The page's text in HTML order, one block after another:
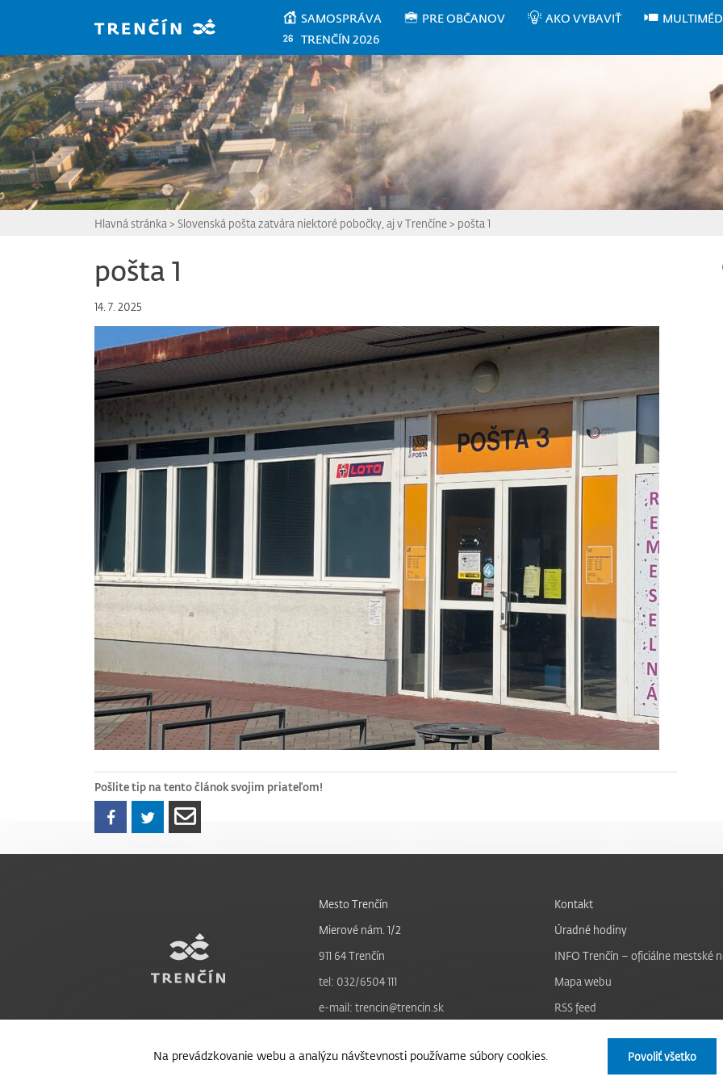
SAMOSPRÁVA PRE OBČANOV AKO VYBAVIŤ
TRENČÍN 2026
Hlavná stránka > Slovenská pošta zatvára niektoré pobočky, aj v Trenčíne> pošta 1
pošta 1
14. 7. 2025
Pošlite tip na tento článok svojim priateľom!
Na prevádzkovanie webu a analýzu návštevnosti používame súbory cookies. Povoliť všetko
Mesto Trenčín
Mierové nám. 1/2
911 64 Trenčín
tel: 032/6504 111
e-mail: trencin@trencin.sk
Kontakt
Úradné hodiny
INFO Trenčín – oficiálne mestské
Mapa webu
RSS feed